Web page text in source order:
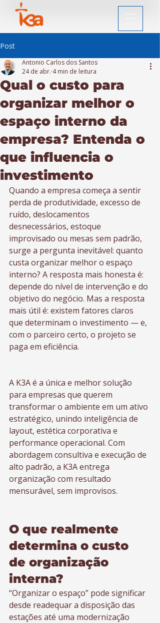
Post
Qual o custo para
organizar melhor o
espaço interno da
empresa? Entenda o
que influencia o
investimento
Antonio Carlos dos Santos
24 de abr. 4 min de leitura
Quando a empresa começa a sentir
perda de produtividade, excesso de
ruído, deslocamentos
desnecessários, estoque
improvisado ou mesas sem padrão,
surge a pergunta inevitável: quanto
custa organizar melhor o espaço
interno? A resposta mais honesta é:
depende do nível de intervenção e do
objetivo do negócio. Mas a resposta
mais útil é: existem fatores claros
que determinam o investimento — e,
com o parceiro certo, o projeto se
paga em eficiência.
A K3A é a única e melhor solução
para empresas que querem
transformar o ambiente em um ativo
estratégico, unindo inteligência de
layout, estética corporativa e
performance operacional. Com
abordagem consultiva e execução de
alto padrão, a K3A entrega
organização com resultado
mensurável, sem improvisos.
O que realmente
determina o custo
de organização
interna?
“Organizar o espaço” pode significar
desde readequar a disposição das
estações até uma modernização